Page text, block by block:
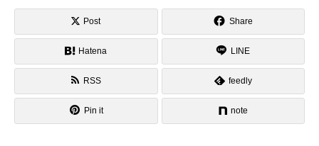
Post Share
Hatena LINE
RSS feedly
Pin it note